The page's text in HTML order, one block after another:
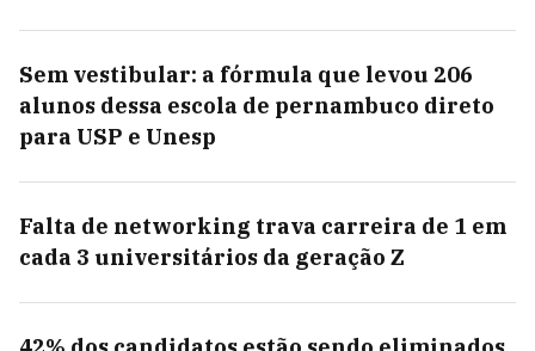
Sem vestibular: a fórmula que levou 206
alunos dessa escola de pernambuco direto
para USP e Unesp
Falta de networking trava carreira de 1 em
cada 3 universitários da geração Z